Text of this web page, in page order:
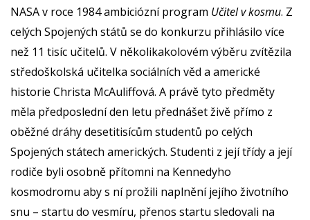
NASA v roce 1984 ambiciózní program Učitel v kosmu. Z
celých Spojených států se do konkurzu přihlásilo více
než 11 tisíc učitelů. V několikakolovém výběru zvítězila
středoškolská učitelka sociálních věd a americké
historie Christa McAuliffová. A právě tyto předměty
měla předposlední den letu přednášet živě přímo z
oběžné dráhy desetitisícům studentů po celých
Spojených státech amerických. Studenti z její třídy a její
rodiče byli osobně přítomni na Kennedyho
kosmodromu aby s ní prožili naplnění jejího životního
snu – startu do vesmíru, přenos startu sledovali na